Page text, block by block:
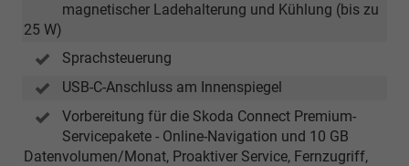
magnetischer Ladehalterung und Kühlung (bis zu
25 W)
Sprachsteuerung
USB-C-Anschluss am Innenspiegel
Vorbereitung für die Skoda Connect Premium-
Servicepakete - Online-Navigation und 10 GB
Datenvolumen/Monat, Proaktiver Service, Fernzugriff,